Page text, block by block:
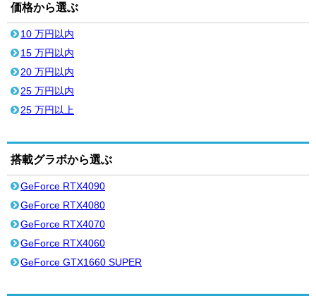
価格から選ぶ
10 万円以内
15 万円以内
20 万円以内
25 万円以内
25 万円以上
搭載グラボから選ぶ
GeForce RTX4090
GeForce RTX4080
GeForce RTX4070
GeForce RTX4060
GeForce GTX1660 SUPER